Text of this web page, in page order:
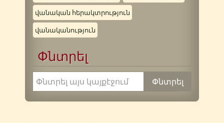
վանական հերակտրություն
վանականություն
Փնտրել